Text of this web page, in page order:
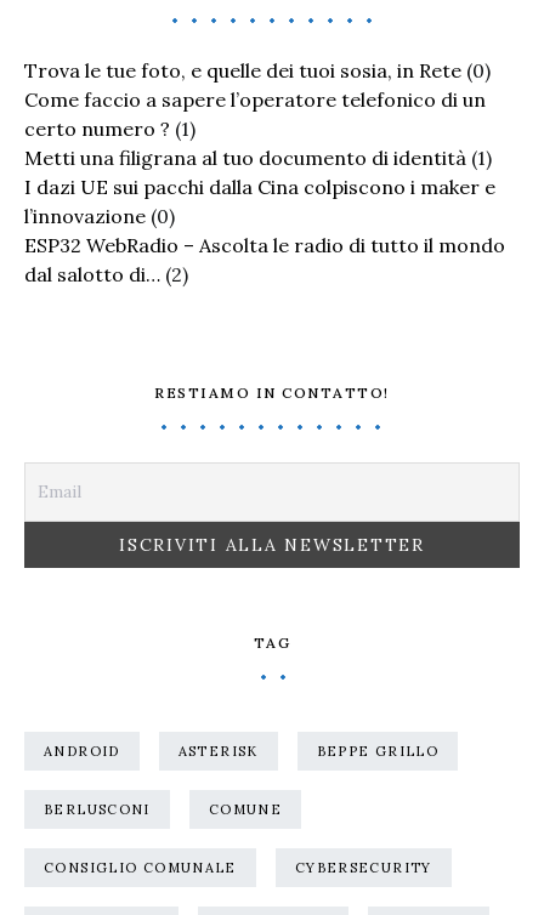
Trova le tue foto, e quelle dei tuoi sosia, in Rete (0)
Come faccio a sapere l’operatore telefonico di un
certo numero ? (1)
Metti una filigrana al tuo documento di identità (1)
I dazi UE sui pacchi dalla Cina colpiscono i maker e
l’innovazione (0)
ESP32 WebRadio – Ascolta le radio di tutto il mondo
dal salotto di… (2)
RESTIAMO IN CONTATTO!
TAG
ANDROID ASTERISK BEPPE GRILLO
BERLUSCONI COMUNE
CONSIGLIO COMUNALE CYBERSECURITY